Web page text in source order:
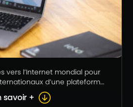
vers l’Internet mondial pour
d’une plateforme
française
savoir +